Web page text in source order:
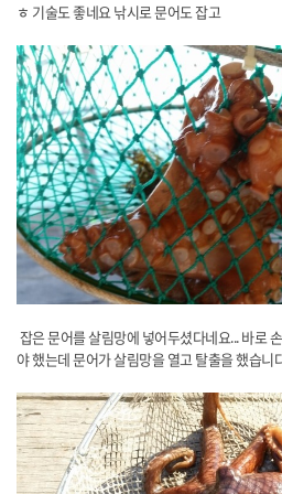
ㅎ 기술도 좋네요 낚시로 문어도 잡고
잡은 문어를 살림망에 넣어두셨다네요... 바로
야 했는데 문어가 살림망을 열고 탈출을 했습니